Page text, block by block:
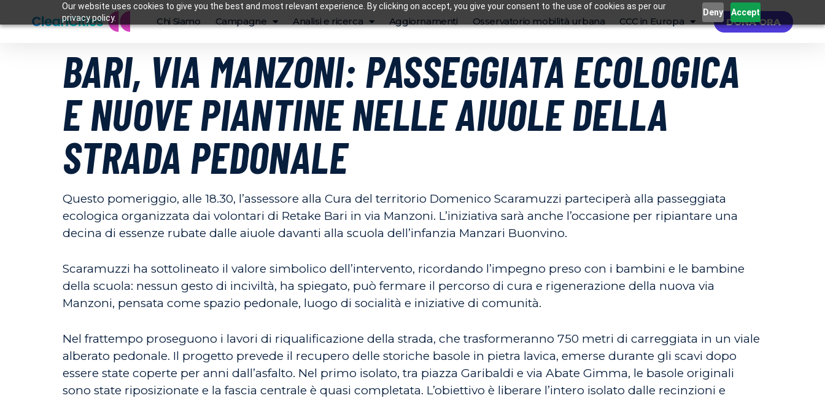
Our website uses cookies to give you the best and most relevant experience. By clicking on accept, you give your consent to the use of cookies as per our
privacy policy.
Deny Accept
Chi Siamo Campagne Analisi e ricerca Aggiornamenti Osservatorio mobilità urbana CCC in Europa DONA ORA
BARI, VIA MANZONI: PASSEGGIATA ECOLOGICA
E NUOVE PIANTINE NELLE AIUOLE DELLA
STRADA PEDONALE
Questo pomeriggio, alle 18.30, l’assessore alla Cura del territorio Domenico Scaramuzzi parteciperà alla passeggiata
ecologica organizzata dai volontari di Retake Bari in via Manzoni. L’iniziativa sarà anche l’occasione per ripiantare una
decina di essenze rubate dalle aiuole davanti alla scuola dell’infanzia Manzari Buonvino.
Scaramuzzi ha sottolineato il valore simbolico dell’intervento, ricordando l’impegno preso con i bambini e le bambine
della scuola: nessun gesto di inciviltà, ha spiegato, può fermare il percorso di cura e rigenerazione della nuova via
Manzoni, pensata come spazio pedonale, luogo di socialità e iniziative di comunità.
Nel frattempo proseguono i lavori di riqualificazione della strada, che trasformeranno 750 metri di carreggiata in un viale
alberato pedonale. Il progetto prevede il recupero delle storiche basole in pietra lavica, emerse durante gli scavi dopo
essere state coperte per anni dall’asfalto. Nel primo isolato, tra piazza Garibaldi e via Abate Gimma, le basole originali
sono state riposizionate e la fascia centrale è quasi completata. L’obiettivo è liberare l’intero isolato dalle recinzioni e